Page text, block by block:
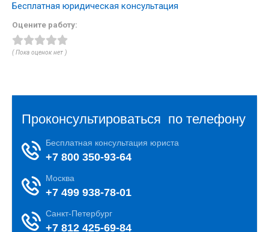
Бесплатная юридическая консультация
Оцените работу:
( Пока оценок нет )